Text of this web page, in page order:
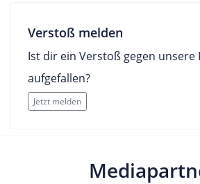
Verstoß melden
Ist dir ein Verstoß gegen unsere
aufgefallen?
Jetzt melden